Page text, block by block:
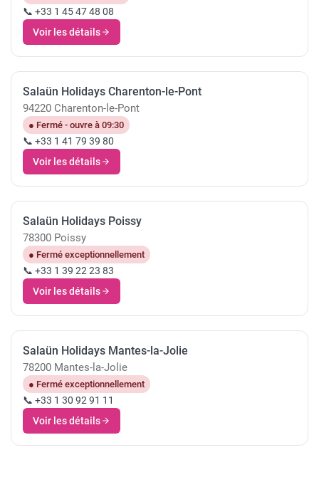
📞 +33 1 45 47 48 08
Voir les détails
Salaün Holidays Charenton-le-Pont
94220 Charenton-le-Pont
● Fermé - ouvre à 09:30
📞 +33 1 41 79 39 80
Voir les détails
Salaün Holidays Poissy
78300 Poissy
● Fermé exceptionnellement
📞 +33 1 39 22 23 83
Voir les détails
Salaün Holidays Mantes-la-Jolie
78200 Mantes-la-Jolie
● Fermé exceptionnellement
📞 +33 1 30 92 91 11
Voir les détails